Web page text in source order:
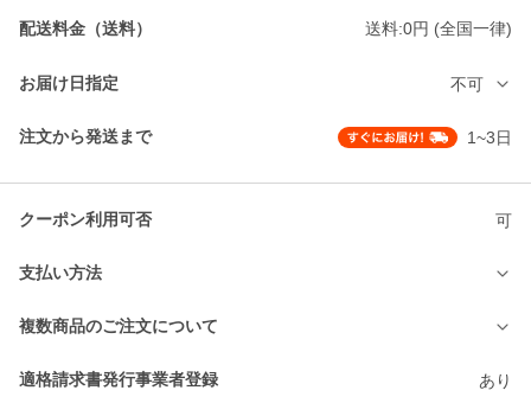
配送料金（送料） 送料:0円 (全国一律)
お届け日指定 不可
注文から発送まで 1~3日
クーポン利用可否 可
支払い方法
複数商品のご注文について
適格請求書発行事業者登録 あり